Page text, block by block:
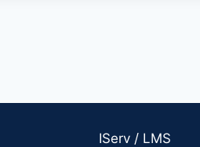
IServ / LMS